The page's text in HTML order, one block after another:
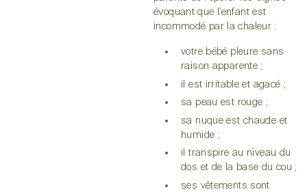
évoquant que l’enfant est
incommodé par la chaleur :
votre bébé pleure sans
raison apparente ;
il est irritable et agacé ;
sa peau est rouge ;
sa nuque est chaude et
humide ;
il transpire au niveau du
dos et de la base du cou ;
ses vêtements sont